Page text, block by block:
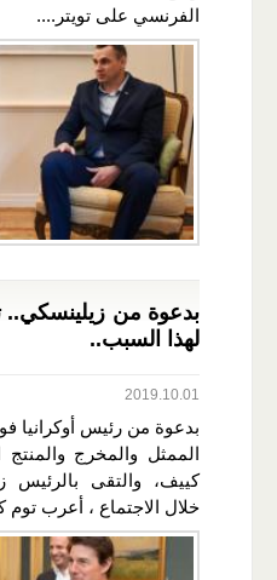
الفرنسي على تويتر....
بدعوة من زيلينسكي..
لهذا السبب..
2019.10.01
بدعوة من رئيس أوكرانيا
الممثل والمخرج
كييف، والتقى بالرئيس
خلال الاجتماع ، أعرب